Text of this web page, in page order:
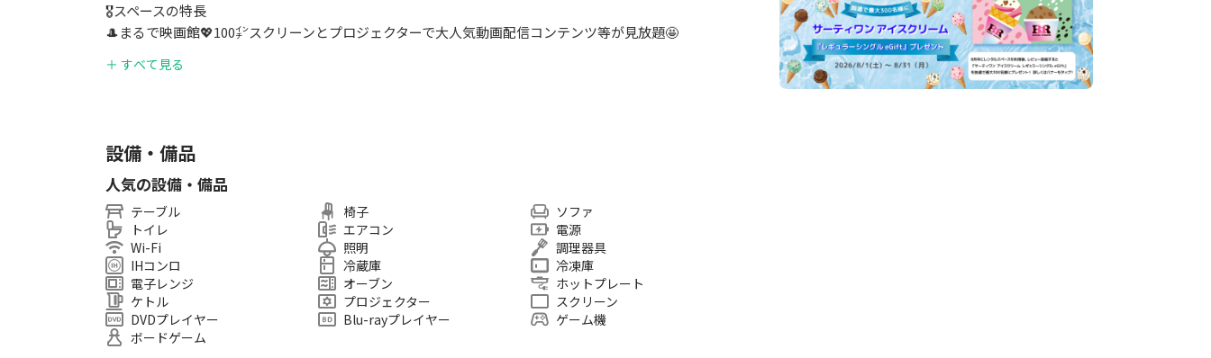
🎖スペースの特長
🎩まるで映画館💖100㌅スクリーンとプロジェクターで大人気動画配信コンテンツ等が見放題🤩
🍳共用部キッチン利用可🌟たこ焼き＆ホットプレート等も完備🐙
女子会/誕生日会/SNS撮影/ホームパーティー/たこパ・鍋パ/飲み会/映画鑑賞会/ボードゲーム大会/結婚
式二次会/打ち上げ・歓送迎会/おうちデート/ニコ生、Youtube撮影/推し活/合コン/同窓会/スポーツ観戦/
オフ会・交流会/カップルデート/占い/勉強会・読書会
＋ すべて見る
設備・備品
人気の設備・備品
テーブル
トイレ
Wi-Fi
IHコンロ
電子レンジ
ケトル
DVDプレイヤー
ボードゲーム
椅子
エアコン
照明
冷蔵庫
オーブン
プロジェクター
Blu-rayプレイヤー
ソファ
電源
調理器具
冷凍庫
ホットプレート
スクリーン
ゲーム機